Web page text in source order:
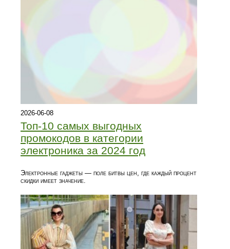
2026-06-08
Топ‑10 самых выгодных
промокодов в категории
электроника за 2024 год
Электронные гаджеты — поле битвы цен, где каждый процент
скидки имеет значение.